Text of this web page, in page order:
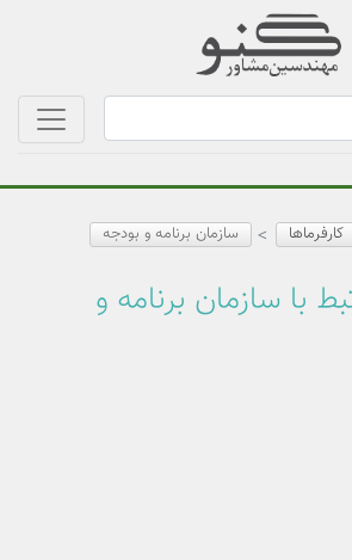
کارفرماها سازمان برنامه و بودجه
با سازمان برنامه و